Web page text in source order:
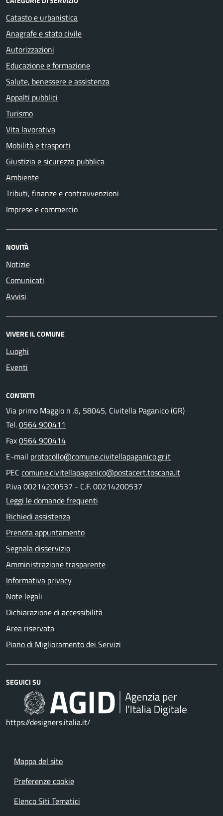
Catasto e urbanistica
Anagrafe e stato civile
Autorizzazioni
Educazione e formazione
Salute, benessere e assistenza
Appalti pubblici
Turismo
Vita lavorativa
Mobilità e trasporti
Giustizia e sicurezza pubblica
Ambiente
Tributi, finanze e contravvenzioni
Imprese e commercio
NOVITÀ
Notizie
Comunicati
Avvisi
VIVERE IL COMUNE
Luoghi
Eventi
CONTATTI
Via primo Maggio n .6, 58045, Civitella Paganico (GR)
Tel.0564 900411
Fax0564 900414
E-mail protocollo@comune.civitellapaganico.gr.it
PEC comune.civitellapaganico@postacert.toscana.it
P.iva 00214200537 - C.F. 00214200537
Leggi le domande frequenti
Richiedi assistenza
Prenota appuntamento
Segnala disservizio
Amministrazione trasparente
Informativa privacy
Note legali
Dichiarazione di accessibilità
Area riservata
Piano di Miglioramento dei Servizi
SEGUICI SU
https://designers.italia.it/
Mappa del sito
Preferenze cookie
Elenco Siti Tematici